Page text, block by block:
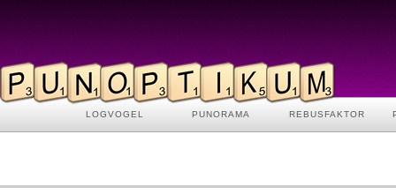
LOGVOGEL PUNORAMA REBUSFAKTOR